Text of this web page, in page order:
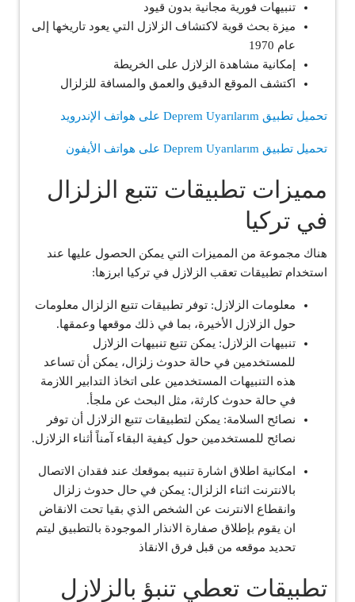
تنبيهات فورية مجانية بدون قيود
ميزة بحث قوية لاكتشاف الزلازل التي يعود تاريخها إلى
عام 1970
إمكانية مشاهدة الزلازل على الخريطة
اكتشف الموقع الدقيق والعمق والمسافة للزلزال
تحميل تطبيق Deprem Uyarılarım على هواتف الإندرويد
تحميل تطبيق Deprem Uyarılarım على هواتف الأيفون
مميزات تطبيقات تتبع الزلزال
في تركيا
هناك مجموعة من المميزات التي يمكن الحصول عليها عند
استخدام تطبيقات تعقب الزلازل في تركيا ابرزها:
معلومات الزلازل: توفر تطبيقات تتبع الزلزال معلومات
حول الزلازل الأخيرة، بما في ذلك موقعها وعمقها.
تنبيهات الزلازل: يمكن تتبع تنبيهات الزلازل
للمستخدمين في حالة حدوث زلزال، يمكن أن تساعد
هذه التنبيهات المستخدمين على اتخاذ التدابير اللازمة
في حالة حدوث كارثة، مثل البحث عن ملجأ.
نصائح السلامة: يمكن لتطبيقات تتبع الزلازل أن توفر
نصائح للمستخدمين حول كيفية البقاء آمناً أثناء الزلازل.
امكانية اطلاق اشارة تنبيه بموقعك عند فقدان الاتصال
بالانترنت اثناء الزلزال: يمكن في حال حدوث زلزال
وانقطاع الانترنت عن الشخص الذي بقيا تحت الانقاض
ان يقوم بإطلاق صفارة الانذار الموجودة بالتطبيق ليتم
تحديد موقعه من قبل فرق الانقاذ
تطبيقات تعطي تنبؤ بالزلازل